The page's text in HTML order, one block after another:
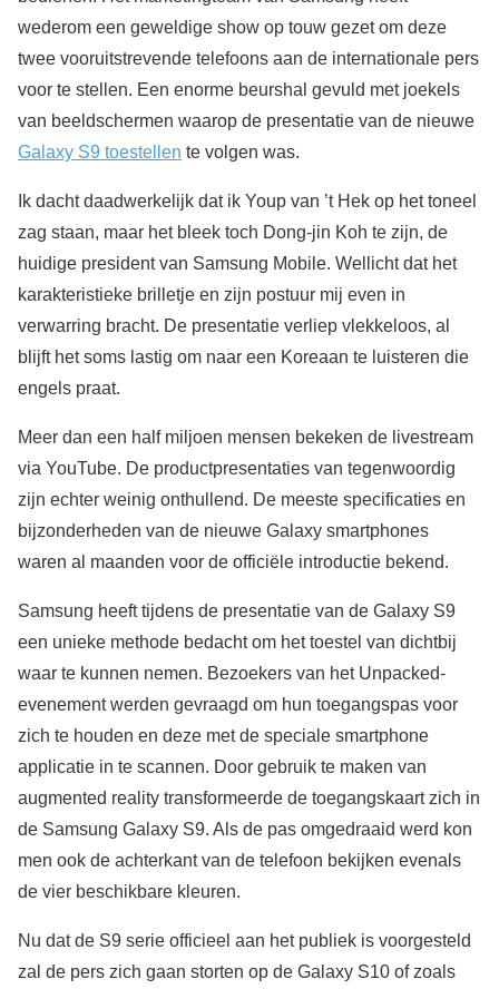
wederom een geweldige show op touw gezet om deze
twee vooruitstrevende telefoons aan de internationale pers
voor te stellen. Een enorme beurshal gevuld met joekels
van beeldschermen waarop de presentatie van de nieuwe
Galaxy S9 toestellen te volgen was.
Ik dacht daadwerkelijk dat ik Youp van ’t Hek op het toneel
zag staan, maar het bleek toch Dong-jin Koh te zijn, de
huidige president van Samsung Mobile. Wellicht dat het
karakteristieke brilletje en zijn postuur mij even in
verwarring bracht. De presentatie verliep vlekkeloos, al
blijft het soms lastig om naar een Koreaan te luisteren die
engels praat.
Meer dan een half miljoen mensen bekeken de livestream
via YouTube. De productpresentaties van tegenwoordig
zijn echter weinig onthullend. De meeste specificaties en
bijzonderheden van de nieuwe Galaxy smartphones
waren al maanden voor de officiële introductie bekend.
Samsung heeft tijdens de presentatie van de Galaxy S9
een unieke methode bedacht om het toestel van dichtbij
waar te kunnen nemen. Bezoekers van het Unpacked-
evenement werden gevraagd om hun toegangspas voor
zich te houden en deze met de speciale smartphone
applicatie in te scannen. Door gebruik te maken van
augmented reality transformeerde de toegangskaart zich in
de Samsung Galaxy S9. Als de pas omgedraaid werd kon
men ook de achterkant van de telefoon bekijken evenals
de vier beschikbare kleuren.
Nu dat de S9 serie officieel aan het publiek is voorgesteld
zal de pers zich gaan storten op de Galaxy S10 of zoals